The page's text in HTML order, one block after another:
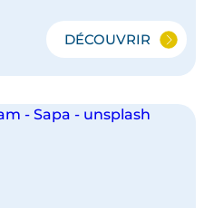
DÉCOUVRIR
L'ESSENTIEL